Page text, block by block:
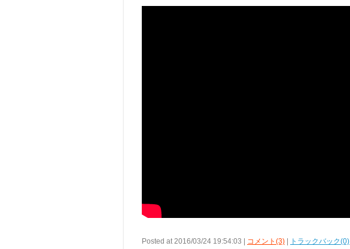
Posted at 2016/03/24 19:54:03 | コメント(3) トラックバック(0)